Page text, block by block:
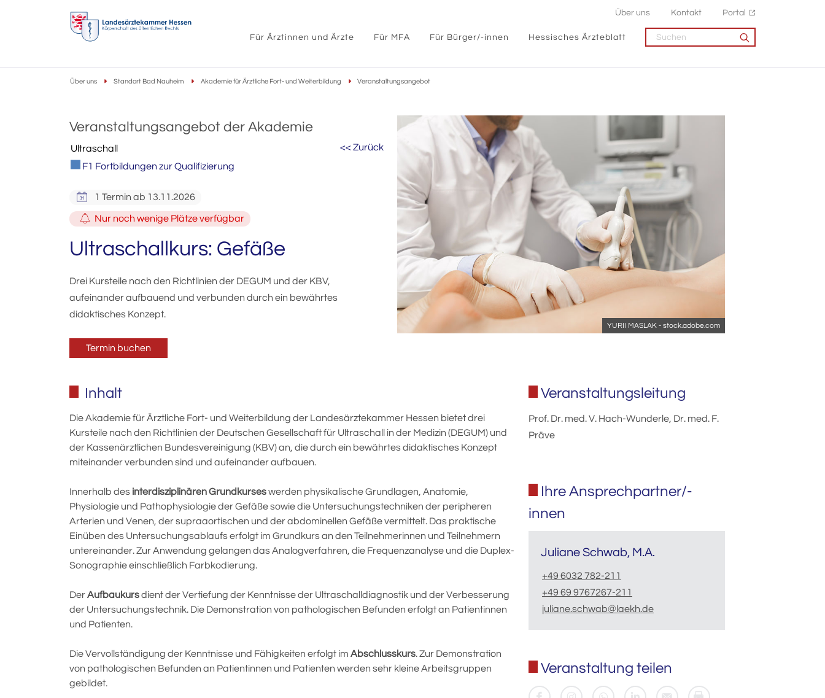
Über uns Kontakt Portal
Für Ärztinnen und Ärzte Für MFA Für Bürger/-innen Hessisches Ärzteblatt
Über uns Standort Bad Nauheim Akademie für Ärztliche Fort- und Weiterbildung Veranstaltungsangebot
Veranstaltungsangebot der Akademie
Ultraschall
<< Zurück
F1 Fortbildungen zur Qualifizierung
1 Termin ab 13.11.2026
Nur noch wenige Plätze verfügbar
Ultraschallkurs: Gefäße
Drei Kursteile nach den Richtlinien der DEGUM und der KBV,
aufeinander aufbauend und verbunden durch ein bewährtes
didaktisches Konzept.
Termin buchen
YURII MASLAK - stock.adobe.com
Inhalt
Die Akademie für Ärztliche Fort- und Weiterbildung der Landesärztekammer Hessen bietet drei
Kursteile nach den Richtlinien der Deutschen Gesellschaft für Ultraschall in der Medizin (DEGUM) und
der Kassenärztlichen Bundesvereinigung (KBV) an, die durch ein bewährtes didaktisches Konzept
miteinander verbunden sind und aufeinander aufbauen.
Innerhalb des interdisziplinären Grundkurseswerden physikalische Grundlagen, Anatomie,
Physiologie und Pathophysiologie der Gefäße sowie die Untersuchungstechniken der peripheren
Arterien und Venen, der supraaortischen und der abdominellen Gefäße vermittelt. Das praktische
Einüben des Untersuchungsablaufs erfolgt im Grundkurs an den Teilnehmerinnen und Teilnehmern
untereinander. Zur Anwendung gelangen das Analogverfahren, die Frequenzanalyse und die Duplex-
Sonographie einschließlich Farbkodierung.
DerAufbaukursdient der Vertiefung der Kenntnisse der Ultraschalldiagnostik und der Verbesserung
der Untersuchungstechnik. Die Demonstration von pathologischen Befunden erfolgt an Patientinnen
und Patienten.
Die Vervollständigung der Kenntnisse und Fähigkeiten erfolgt im Abschlusskurs. Zur Demonstration
von pathologischen Befunden an Patientinnen und Patienten werden sehr kleine Arbeitsgruppen
gebildet.
Veranstaltungsleitung
Prof. Dr. med. V. Hach-Wunderle, Dr. med. F.
Präve
Ihre Ansprechpartner/-
innen
Juliane Schwab, M.A.
+49 6032 782-211
+49 69 9767267-211
juliane.schwab@laekh.de
Veranstaltung teilen